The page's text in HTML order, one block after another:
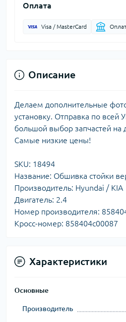
Оплата
Visa / MasterCard
Описание
Делаем дополнительные
установку. Отправка по всей
большой выбор запчастей на
Самые низкие цены!
SKU: 18494
Название: Обшивка стойки
Производитель: Hyundai / KIA
Двигатель: 2.4
Номер производителя:
Кросс-номер: 858404c00087
Характеристики
Основные
Производитель